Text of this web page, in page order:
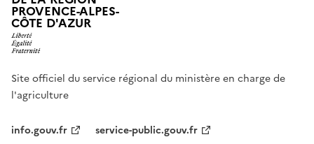
PROVENCE-ALPES-
CÔTE D'AZUR
Site officiel du service régional du ministère en charge de
l'agriculture
info.gouv.fr service-public.gouv.fr